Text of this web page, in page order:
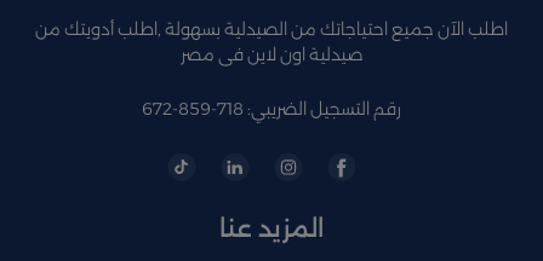
اطلب الآن جميع احتياجاتك من الصيدلية بسهولة ,اطلب أدويتك من
صيدلية اون لاين فى مصر
رقم التسجيل الضريبي: 718-859-672
المزيد عنا